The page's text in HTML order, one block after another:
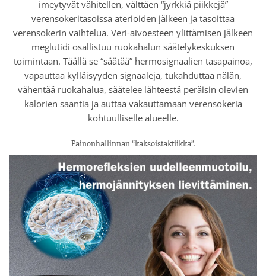
imeytyvät vähitellen, välttäen “jyrkkiä piikkejä”
verensokeritasoissa aterioiden jälkeen ja tasoittaa
verensokerin vaihtelua. Veri-aivoesteen ylittämisen jälkeen
meglutidi osallistuu ruokahalun säätelykeskuksen
toimintaan. Täällä se “säätää” hermosignaalien tasapainoa,
vapauttaa kylläisyyden signaaleja, tukahduttaa nälän,
vähentää ruokahalua, säätelee lähteestä peräisin olevien
kalorien saantia ja auttaa vakauttamaan verensokeria
kohtuulliselle alueelle.
Painonhallinnan “kaksoistaktiikka”.